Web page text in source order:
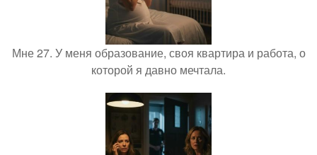
Мне 27. У меня образование, своя квартира и работа, о
которой я давно мечтала.